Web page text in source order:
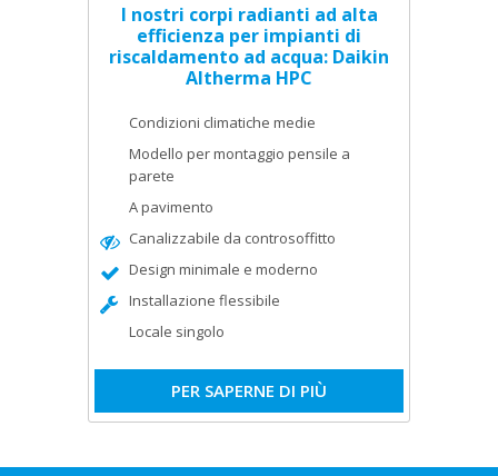
I nostri corpi radianti ad alta
efficienza per impianti di
riscaldamento ad acqua: Daikin
Altherma HPC
Condizioni climatiche medie
Modello per montaggio pensile a
parete
A pavimento
Canalizzabile da controsoffitto
Design minimale e moderno
Installazione flessibile
Locale singolo
PER SAPERNE DI PIÙ